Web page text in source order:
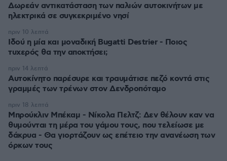
Δωρεάν αντικατάσταση των παλιών αυτοκινήτων με
ηλεκτρικά σε συγκεκριμένο νησί
Ιδού η μία και μοναδική Bugatti Destrier - Ποιος
τυχερός θα την αποκτήσει;
πριν 10 λεπτά
Αυτοκίνητο παρέσυρε και τραυμάτισε πεζό κοντά στις
γραμμές των τρένων στον Δενδροπόταμο
πριν 14 λεπτά
Μπρούκλιν Μπέκαμ - Νίκολα Πελτζ: Δεν θέλουν καν να
θυμούνται τη μέρα του γάμου τους, που τελείωσε με
δάκρυα - Θα γιορτάζουν ως επέτειο την ανανέωση των
όρκων τους
πριν 18 λεπτά